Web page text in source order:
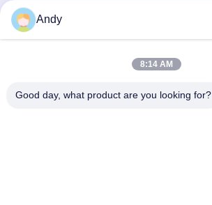
Andy
8:14 AM
Good day, what product are you looking for?